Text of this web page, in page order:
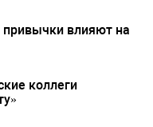
привычки влияют на
коллеги